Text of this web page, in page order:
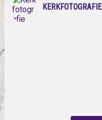
KERKFOTOGRAFIE